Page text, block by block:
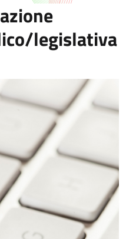
legislativa